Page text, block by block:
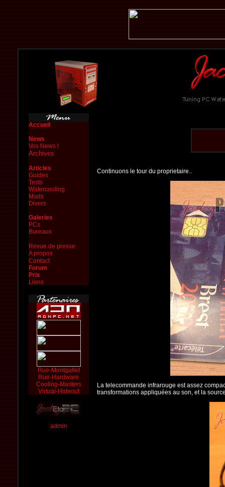
Accueil
News
Vos News !
Archives
Articles
Guides
Tests
Watercooling
Mods
Divers
Galeries
PCs
Bureaux
Revue de presse
A propos
Contact
Forum
Prix
Liens
Rue-Montgallet
Rue-Hardware
Cooling-Masters
Virtual-Hideout
admin
Continuons le tour du proprietaire..
La telecommande infrarouge est assez
transformations appliquées au son, et la